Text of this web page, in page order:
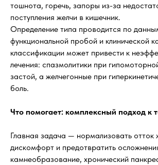
тошнота, горечь, запоры из-за
поступления желчи в кишечник.
Определение типа проводится по
функциональной пробой и клинической
классификации может привести к
лечения: спазмолитики при
застой, а желчегонные при
боль.
Что помогает: комплексный подход к
Главная задача — нормализовать отток
дискомфорт и предотвратить
камнеобразование, хронический